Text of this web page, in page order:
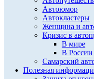
Автоюмор
Автокластеры
Женщина и
Кризис в
В мире
В России
Самарский
Полезная